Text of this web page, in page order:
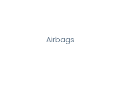
Airbags